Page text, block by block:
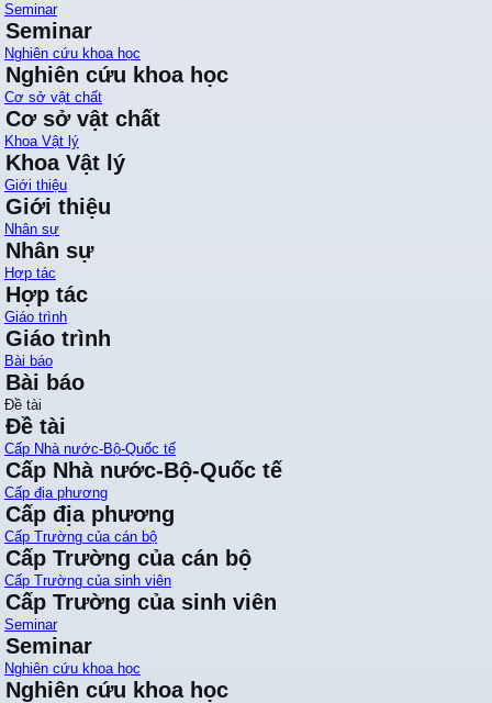
Seminar
Seminar
Nghiên cứu khoa học
Nghiên cứu khoa học
Cơ sở vật chất
Cơ sở vật chất
Khoa Vật lý
Khoa Vật lý
Giới thiệu
Giới thiệu
Nhân sự
Nhân sự
Hợp tác
Hợp tác
Giáo trình
Giáo trình
Bài báo
Bài báo
Đề tài
Đề tài
Cấp Nhà nước-Bộ-Quốc tế
Cấp Nhà nước-Bộ-Quốc tế
Cấp địa phương
Cấp địa phương
Cấp Trường của cán bộ
Cấp Trường của cán bộ
Cấp Trường của sinh viên
Cấp Trường của sinh viên
Seminar
Seminar
Nghiên cứu khoa học
Nghiên cứu khoa học